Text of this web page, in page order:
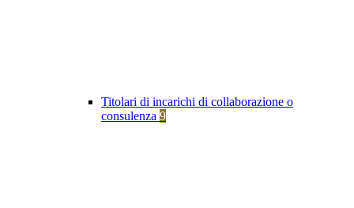
Titolari di incarichi di collaborazione o
consulenza 9